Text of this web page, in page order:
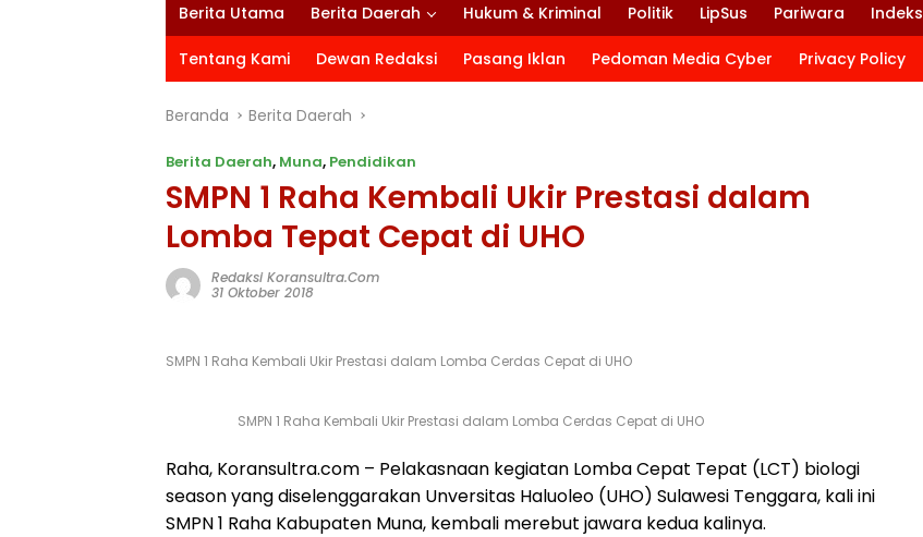
Berita Utama Berita Daerah Hukum & Kriminal Politik LipSus Pariwara Indeks
Tentang Kami Dewan Redaksi Pasang Iklan Pedoman Media Cyber Privacy Policy
Beranda Berita Daerah
Berita Daerah, Muna, Pendidikan
SMPN 1 Raha Kembali Ukir Prestasi dalam
Lomba Tepat Cepat di UHO
Redaksi Koransultra.com
31 Oktober 2018
SMPN 1 Raha Kembali Ukir Prestasi dalam Lomba Cerdas Cepat di UHO
SMPN 1 Raha Kembali Ukir Prestasi dalam Lomba Cerdas Cepat di UHO
Raha, Koransultra.com – Pelakasnaan kegiatan Lomba Cepat Tepat (LCT) biologi
season yang diselenggarakan Unversitas Haluoleo (UHO) Sulawesi Tenggara, kali ini
SMPN 1 Raha Kabupaten Muna, kembali merebut jawara kedua kalinya.